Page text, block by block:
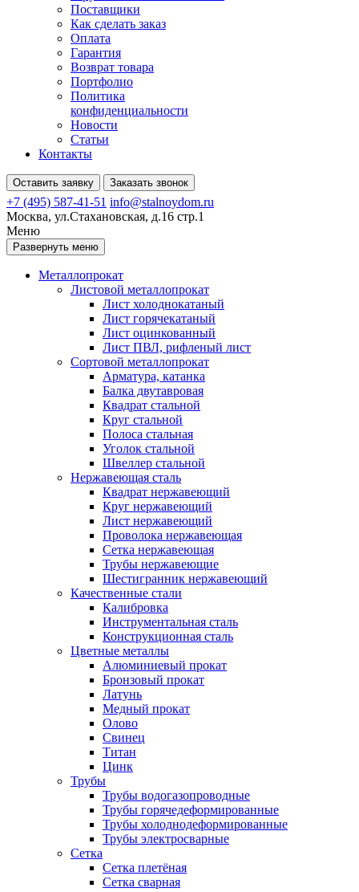
Поставщики
Как сделать заказ
Оплата
Гарантия
Возврат товара
Портфолио
Политика
конфиденциальности
Новости
Статьи
Контакты
Оставить заявку Заказать звонок
+7 (495) 587-41-51 info@stalnoydom.ru
Москва, ул.Стахановская, д.16 стр.1
Меню
Развернуть меню
Металлопрокат
Листовой металлопрокат
Лист холоднокатаный
Лист горячекатаный
Лист оцинкованный
Лист ПВЛ, рифленый лист
Сортовой металлопрокат
Арматура, катанка
Балка двутавровая
Квадрат стальной
Круг стальной
Полоса стальная
Уголок стальной
Швеллер стальной
Нержавеющая сталь
Квадрат нержавеющий
Круг нержавеющий
Лист нержавеющий
Проволока нержавеющая
Сетка нержавеющая
Трубы нержавеющие
Шестигранник нержавеющий
Качественные стали
Калибровка
Инструментальная сталь
Конструкционная сталь
Цветные металлы
Алюминиевый прокат
Бронзовый прокат
Латунь
Медный прокат
Олово
Свинец
Титан
Цинк
Трубы
Трубы водогазопроводные
Трубы горячедеформированные
Трубы холоднодеформированные
Трубы электросварные
Сетка
Сетка плетёная
Сетка сварная